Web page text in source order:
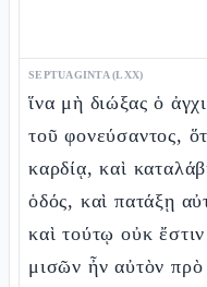
SEPTUAGINTA (LXX)
ἵνα μὴ διώξας ὁ
τοῦ φονεύσαντος,
καρδίᾳ, καὶ
ὁδός, καὶ πατάξῃ
καὶ τούτῳ οὐκ
μισῶν ἦν αὐτὸν πρὸ